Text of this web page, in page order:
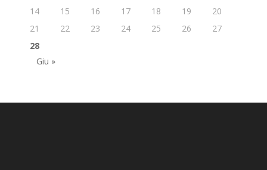
14
15 16 17 18 19
20
21
22 23 24 25 26
27
28
Giu »